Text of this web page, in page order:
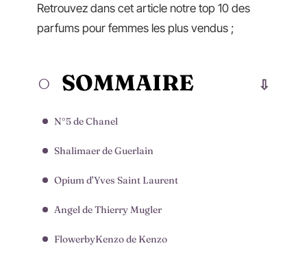
Retrouvez dans cet article notre top 10 des
parfums pour femmes les plus vendus ;
SOMMAIRE
N°5 de Chanel
Shalimaer de Guerlain
Opium d’Yves Saint Laurent
Angel de Thierry Mugler
FlowerbyKenzo de Kenzo